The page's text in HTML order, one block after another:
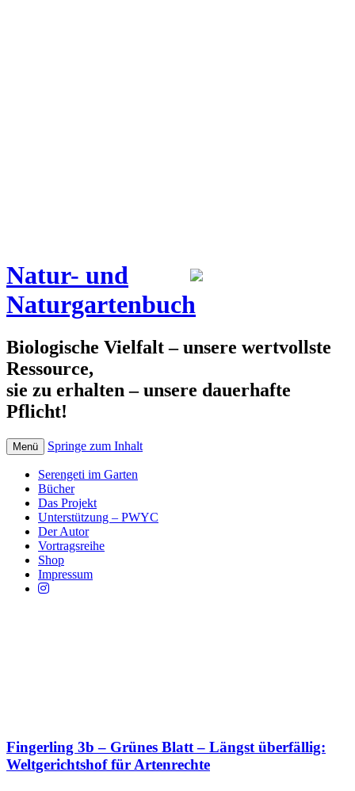
Natur- und
Naturgartenbuch
Biologische Vielfalt – unsere wertvollste
Ressource,
sie zu erhalten – unsere dauerhafte
Pflicht!
Menü Springe zum Inhalt
Serengeti im Garten
Bücher
Das Projekt
Unterstützung – PWYC
Der Autor
Vortragsreihe
Shop
Impressum
Fingerling 3b – Grünes Blatt – Längst überfällig:
Weltgerichtshof für Artenrechte